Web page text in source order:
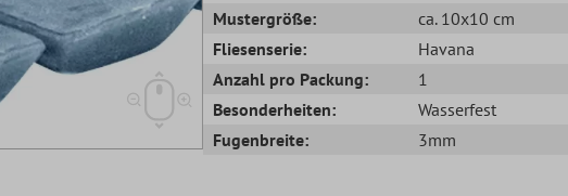
Mustergröße:
ca. 10x10 cm
Fliesenserie:
Havana
Anzahl pro Packung:
1
Besonderheiten:
Wasserfest
Fugenbreite:
3mm